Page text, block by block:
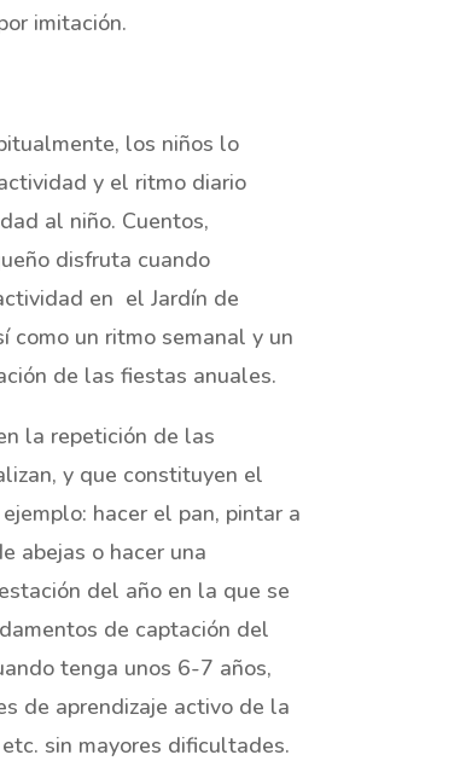
imitación.
los niños lo
y el ritmo diario
al niño. Cuentos,
disfruta cuando
en el Jardín de
como un ritmo semanal y un
de las fiestas anuales.
la repetición de las
y que constituyen el
hacer el pan, pintar a
abejas o hacer una
del año en la que se
de captación del
tenga unos 6-7 años,
de aprendizaje activo de la
sin mayores dificultades.